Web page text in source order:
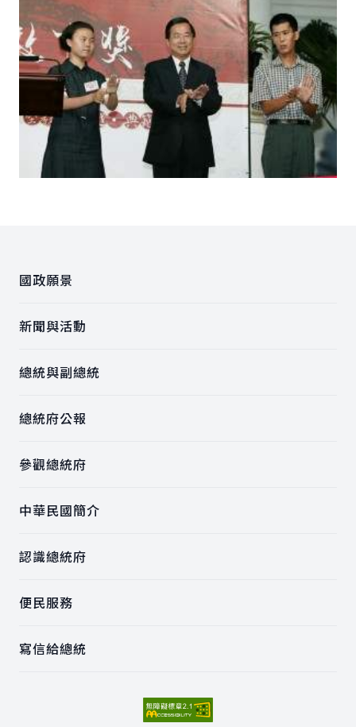
國政願景
新聞與活動
總統與副總統
總統府公報
參觀總統府
中華民國簡介
認識總統府
便民服務
寫信給總統